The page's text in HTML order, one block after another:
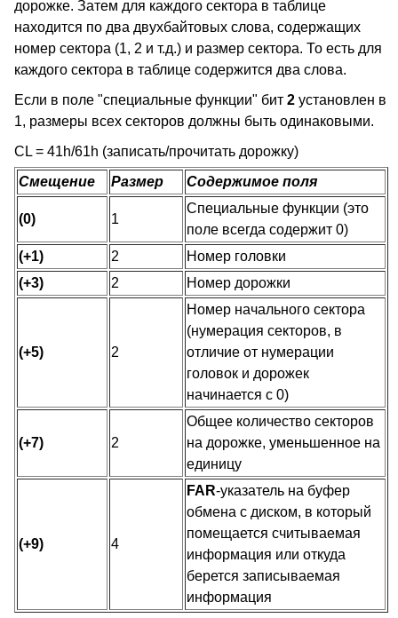
дорожке. Затем для каждого сектора в таблице
находится по два двухбайтовых слова, содержащих
номер сектора (1, 2 и т.д.) и размер сектора. То есть для
каждого сектора в таблице содержится два слова.
Если в поле "специальные функции" бит 2 установлен в
1, размеры всех секторов должны быть одинаковыми.
CL = 41h/61h (записать/прочитать дорожку)
Смещение
Размер Содержимое поля
(0) 1
Специальные функции (это
поле всегда содержит 0)
(+1)
2
Номер головки
(+3)
2 Номер дорожки
(+5) 2
Номер начального сектора
(нумерация секторов, в
отличие от нумерации
головок и дорожек
начинается с 0)
(+7) 2
Общее количество секторов
на дорожке, уменьшенное на
единицу
(+9) 4
FAR-указатель на буфер
обмена с диском, в который
помещается считываемая
информация или откуда
берется записываемая
информация